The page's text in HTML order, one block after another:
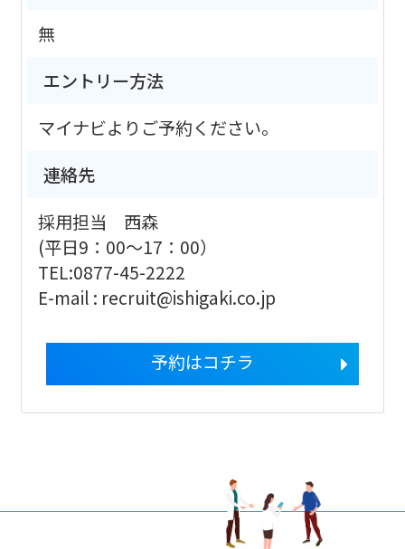
無
エントリー方法
マイナビよりご予約ください。
連絡先
採用担当 西森
(平日9：00～17：00）
TEL:0877-45-2222
E-mail : recruit@ishigaki.co.jp
予約はコチラ